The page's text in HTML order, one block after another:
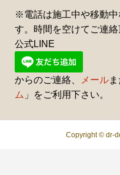
※電話は施工中や移動中
す。時間を空けてご連絡
公式LINE
からのご連絡、 メールま
ム 」をご利用下さい。
Copyright ©dr-